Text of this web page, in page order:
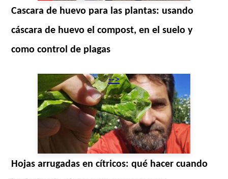
Cascara de huevo para las plantas: usando
cáscara de huevo el compost, en el suelo y
como control de plagas
-->
Hojas arrugadas en cítricos: qué hacer cuando